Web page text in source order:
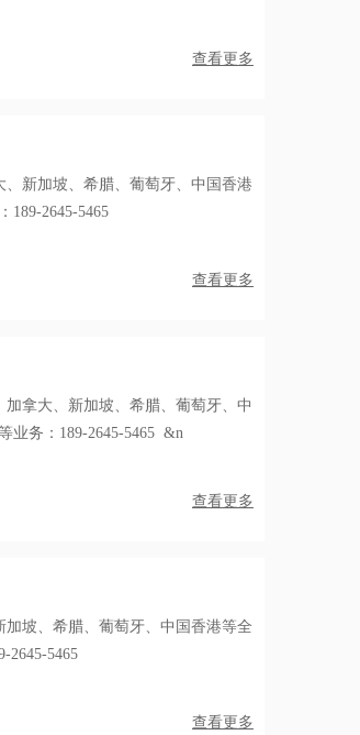
查看更多
新加坡、希腊、葡萄牙、中国香港
189-2645-5465
查看更多
拿大、新加坡、希腊、葡萄牙、中
业务：189-2645-5465 &n
查看更多
坡、希腊、葡萄牙、中国香港等全
2645-5465
查看更多